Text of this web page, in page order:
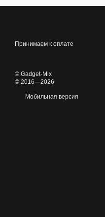
Принимаем к оплате
© Gadget-Mix
© 2016—2026
Мобильная версия